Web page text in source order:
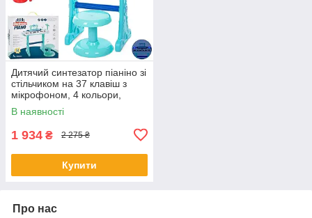
Дитячий синтезатор піаніно зі
стільчиком на 37 клавіш з
мікрофоном, 4 кольори,
883A-BEF
В наявності
1 934 ₴ 2 275 ₴
Купити
Про нас